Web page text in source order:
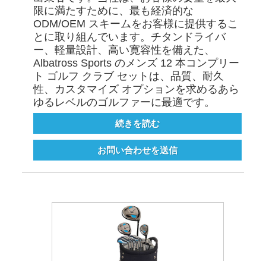
限に満たすために、最も経済的な
ODM/OEM スキームをお客様に提供するこ
とに取り組んでいます。チタンドライバ
ー、軽量設計、高い寛容性を備えた、
Albatross Sports のメンズ 12 本コンプリー
ト ゴルフ クラブ セットは、品質、耐久
性、カスタマイズ オプションを求めるあら
ゆるレベルのゴルファーに最適です。
続きを読む
お問い合わせを送信